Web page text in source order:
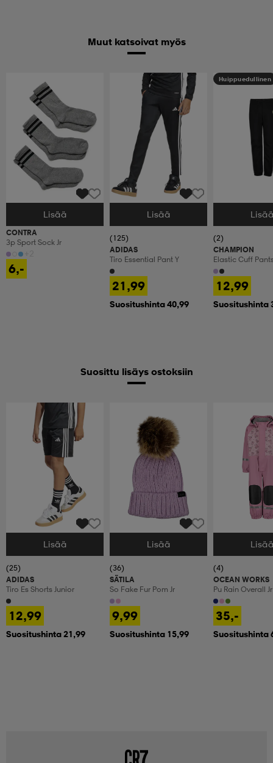
Muut katsoivat myös
Valitse Koko
Lisää
CONTRA
3p Sport Sock Jr
6,-
Valitse Koko
Lisää
(125)
ADIDAS
Tiro Essential Pant Y
21,99
Suositushinta 40,99
Huippuedullinen
Valitse Koko
(2)
CHAMPION
Elastic Cuff
12,99
Suositushinta
Suosittu lisäys ostoksiin
Valitse Koko
Lisää
(25)
ADIDAS
Tiro Es Shorts Junior
12,99
Suositushinta 21,99
Valitse Koko
Lisää
(36)
SÄTILA
So Fake Fur Pom Jr
9,99
Suositushinta 15,99
Valitse Koko
(4)
OCEAN WORKS
Pu Rain Overall Jr
35,-
Suositushinta